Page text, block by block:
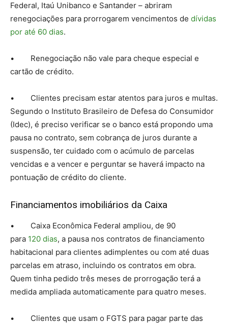
Federal, Itaú Unibanco e Santander – abriram
renegociações para prorrogarem vencimentos de dívidas
por até 60 dias.
• Renegociação não vale para cheque especial e
cartão de crédito.
• Clientes precisam estar atentos para juros e multas.
Segundo o Instituto Brasileiro de Defesa do Consumidor
(Idec), é preciso verificar se o banco está propondo uma
pausa no contrato, sem cobrança de juros durante a
suspensão, ter cuidado com o acúmulo de parcelas
vencidas e a vencer e perguntar se haverá impacto na
pontuação de crédito do cliente.
Financiamentos imobiliários da Caixa
• Caixa Econômica Federal ampliou, de 90
para 120 dias, a pausa nos contratos de financiamento
habitacional para clientes adimplentes ou com até duas
parcelas em atraso, incluindo os contratos em obra.
Quem tinha pedido três meses de prorrogação terá a
medida ampliada automaticamente para quatro meses.
• Clientes que usam o FGTS para pagar parte das